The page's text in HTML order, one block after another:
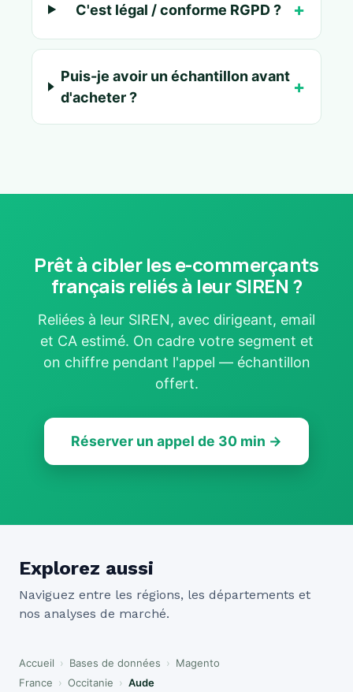
C'est légal / conforme RGPD ?
Puis-je avoir un échantillon avant
d'acheter ?
Prêt à cibler les e-commerçants
français reliés à leur SIREN ?
Reliées à leur SIREN, avec dirigeant, email
et CA estimé. On cadre votre segment et
on chiffre pendant l'appel — échantillon
offert.
Réserver un appel de 30 min →
Explorez aussi
Naviguez entre les régions, les départements et
nos analyses de marché.
Accueil › Bases de données › Magento
France › Occitanie › Aude